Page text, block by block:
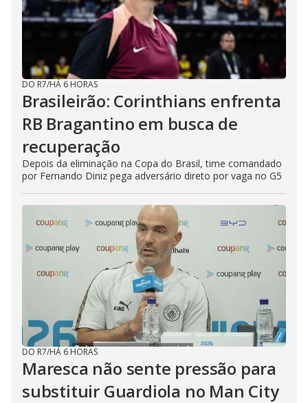
DO R7/HÁ 6 HORAS
Brasileirão: Corinthians enfrenta
RB Bragantino em busca de
recuperação
Depois da eliminação na Copa do Brasil, time comandado
por Fernando Diniz pega adversário direto por vaga no G5
DO R7/HÁ 6 HORAS
Maresca não sente pressão para
substituir Guardiola no Man City